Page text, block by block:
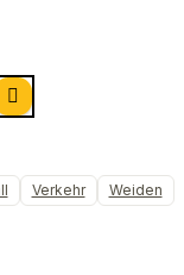
Verkehr Weiden